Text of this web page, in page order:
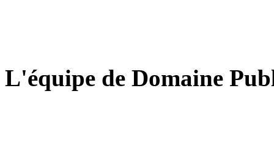
L'équipe de Domaine